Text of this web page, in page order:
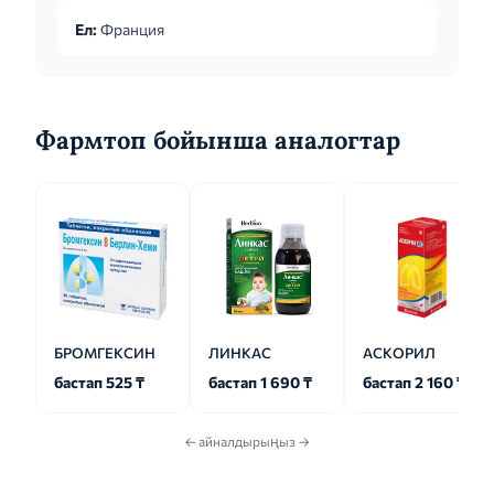
Ел: Франция
Фармтоп бойынша аналогтар
БРОМГЕКСИН
бастап 525 ₸
ЛИНКАС
бастап 1 690 ₸
АСКОРИЛ
бастап 2 160 ₸
← айналдырыңыз →